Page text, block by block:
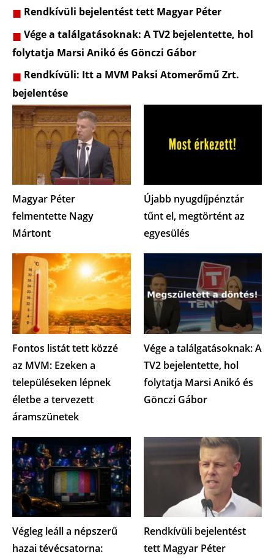
Rendkívüli bejelentést tett Magyar Péter
Vége a találgatásoknak: A TV2 bejelentette, hol
folytatja Marsi Anikó és Gönczi Gábor
Rendkívüli: Itt a MVM Paksi Atomerőmű Zrt.
bejelentése
Magyar Péter
felmentette Nagy
Mártont
Újabb nyugdíjpénztár
tűnt el, megtörtént az
egyesülés
Fontos listát tett közzé
az MVM: Ezeken a
településeken lépnek
életbe a tervezett
áramszünetek
Vége a találgatásoknak: A
TV2 bejelentette, hol
folytatja Marsi Anikó és
Gönczi Gábor
Végleg leáll a népszerű
hazai tévécsatorna:
Rendkívüli bejelentést
tett Magyar Péter